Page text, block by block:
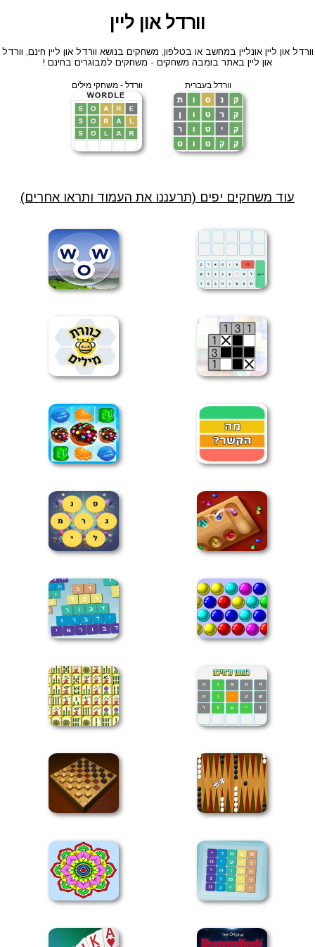
וורדל און ליין
וורדל און ליין אונליין במחשב או בטלפון, משחקים בנושא וורדל און ליין חינם, וורדל
און ליין באתר בומבה משחקים - משחקים למבוגרים בחינם !
וורדל בעברית וורדל - משחקי מילים
עוד משחקים יפים (תרעננו את העמוד ותראו אחרים)